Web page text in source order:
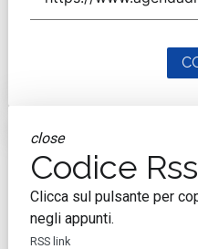
close
Codice Rss
Clicca sul pulsante per
negli appunti.
RSS link